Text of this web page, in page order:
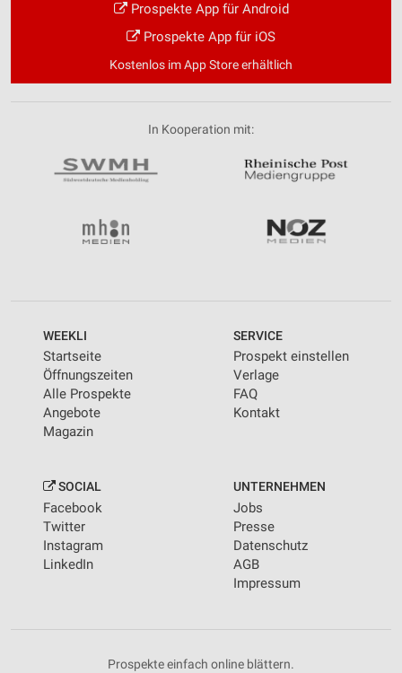
Prospekte App für Android
Prospekte App für iOS
Kostenlos im App Store erhältlich
In Kooperation mit:
WEEKLI
Startseite
Öffnungszeiten
Alle Prospekte
Angebote
Magazin
SERVICE
Prospekt einstellen
Verlage
FAQ
Kontakt
SOCIAL
Facebook
Twitter
Instagram
LinkedIn
UNTERNEHMEN
Jobs
Presse
Datenschutz
AGB
Impressum
Prospekte einfach online blättern.
Verwendung von Profilen zur Auswahl
personalisierter Inhalte
Messung der Performance von Inhalten
Entwicklung und Verbesserung der Angebote
Verwendung reduzierter Daten zur Auswahl von
Inhalten
IAB-Besonderheiten:
Geräte anhand von aktiv angeforderten
Nicht-IAB-Verarbeitungszwecke:
Notwendig